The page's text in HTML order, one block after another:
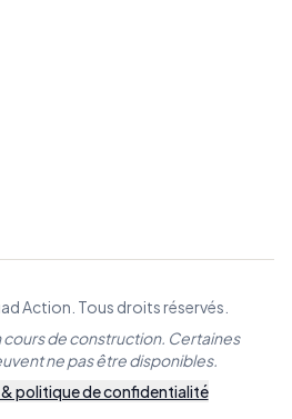
Action. Tous droits réservés.
cours de construction. Certaines
ne pas être disponibles.
politique de confidentialité